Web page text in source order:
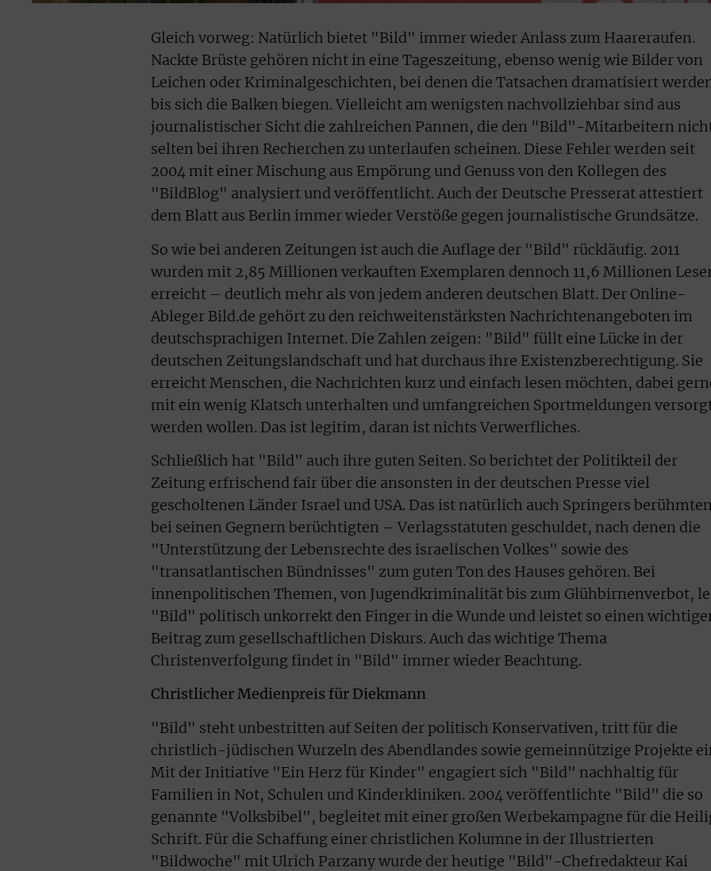
Gleich vorweg: Natürlich bietet "Bild" immer wieder Anlass zum Haareraufen.
Nackte Brüste gehören nicht in eine Tageszeitung, ebenso wenig wie Bilder von
Leichen oder Kriminalgeschichten, bei denen die Tatsachen dramatisiert
bis sich die Balken biegen. Vielleicht am wenigsten nachvollziehbar sind aus
journalistischer Sicht die zahlreichen Pannen, die den "Bild"-Mitarbeitern
selten bei ihren Recherchen zu unterlaufen scheinen. Diese Fehler werden seit
2004 mit einer Mischung aus Empörung und Genuss von den Kollegen des
"BildBlog" analysiert und veröffentlicht. Auch der Deutsche Presserat attestiert
dem Blatt aus Berlin immer wieder Verstöße gegen journalistische Grundsätze.
So wie bei anderen Zeitungen ist auch die Auflage der "Bild" rückläufig. 2011
wurden mit 2,85 Millionen verkauften Exemplaren dennoch 11,6 Millionen
erreicht – deutlich mehr als von jedem anderen deutschen Blatt. Der Online-
Ableger Bild.de gehört zu den reichweitenstärksten Nachrichtenangeboten im
deutschsprachigen Internet. Die Zahlen zeigen: "Bild" füllt eine Lücke in der
deutschen Zeitungslandschaft und hat durchaus ihre Existenzberechtigung. Sie
erreicht Menschen, die Nachrichten kurz und einfach lesen möchten, dabei
mit ein wenig Klatsch unterhalten und umfangreichen Sportmeldungen
werden wollen. Das ist legitim, daran ist nichts Verwerfliches.
Schließlich hat "Bild" auch ihre guten Seiten. So berichtet der Politikteil der
Zeitung erfrischend fair über die ansonsten in der deutschen Presse viel
gescholtenen Länder Israel und USA. Das ist natürlich auch Springers
bei seinen Gegnern berüchtigten – Verlagsstatuten geschuldet, nach denen die
"Unterstützung der Lebensrechte des israelischen Volkes" sowie des
"transatlantischen Bündnisses" zum guten Ton des Hauses gehören. Bei
innenpolitischen Themen, von Jugendkriminalität bis zum Glühbirnenverbot,
"Bild" politisch unkorrekt den Finger in die Wunde und leistet so einen
Beitrag zum gesellschaftlichen Diskurs. Auch das wichtige Thema
Christenverfolgung findet in "Bild" immer wieder Beachtung.
Christlicher Medienpreis für Diekmann
"Bild" steht unbestritten auf Seiten der politisch Konservativen, tritt für die
christlich-jüdischen Wurzeln des Abendlandes sowie gemeinnützige Projekte
Mit der Initiative "Ein Herz für Kinder" engagiert sich "Bild" nachhaltig für
Familien in Not, Schulen und Kinderkliniken. 2004 veröffentlichte "Bild" die so
genannte "Volksbibel", begleitet mit einer großen Werbekampagne für die
Schrift. Für die Schaffung einer christlichen Kolumne in der Illustrierten
"Bildwoche" mit Ulrich Parzany wurde der heutige "Bild"-Chefredakteur Kai